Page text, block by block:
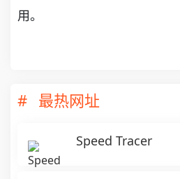
用。
最热网址
Speed Tracer